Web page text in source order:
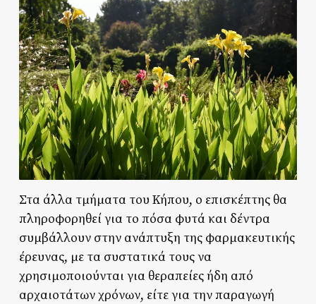
Στα άλλα τμήματα του Κήπου, ο επισκέπτης θα
πληροφορηθεί για το πόσα φυτά και δέντρα
συμβάλλουν στην ανάπτυξη της φαρμακευτικής
έρευνας, με τα συστατικά τους να
χρησιμοποιούνται για θεραπείες ήδη από
αρχαιοτάτων χρόνων, είτε για την παραγωγή